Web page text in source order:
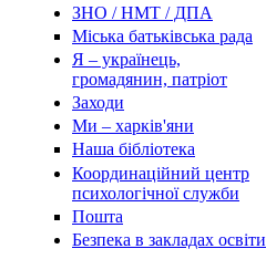
ЗНО / НМТ / ДПА
Міська батьківська рада
Я – українець,
громадянин, патріот
Заходи
Ми – харків'яни
Наша бібліотека
Координаційний центр
психологічної служби
Пошта
Безпека в закладах освіти